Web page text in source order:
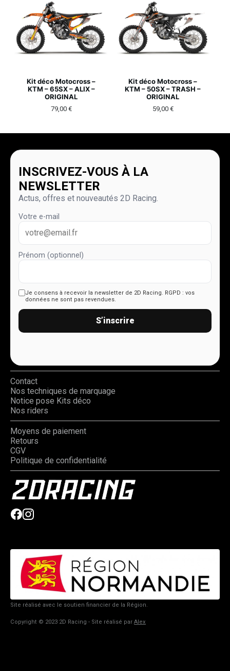
Kit déco Motocross –
KTM – 65SX – ALIX –
ORIGINAL
79,00 €
Kit déco Motocross –
KTM – 50SX – TRASH –
ORIGINAL
59,00 €
INSCRIVEZ-VOUS À LA
NEWSLETTER
Actus, offres et nouveautés 2D Racing.
Votre e-mail
Prénom (optionnel)
Je consens à recevoir la newsletter de 2D Racing. RGPD : vos
données ne sont pas revendues.
S’inscrire
Contact
Nos techniques de marquage
Notice pose Kits déco
Nos riders
Moyens de paiement
Retours
CGV
Politique de confidentialité
Site réalisé avec le soutien financier de la Région.
Copyright © 2023 2D Racing - Site réalisé par Alex